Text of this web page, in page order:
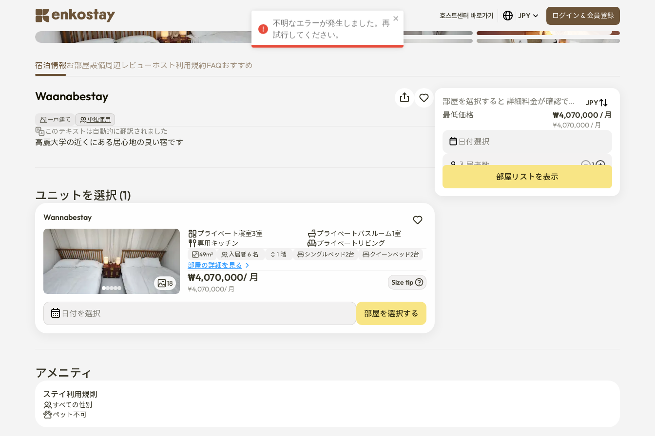
호스트센터 바로가기 JPY ログイン & 会員登録
Waanabestay
すべて見る (10)
宿泊情報お部屋設備周辺 レビュー ホスト利用規約FAQおすすめ
Waanabestay
一戸建て 単独使用
このテキストは自動的に翻訳されました
高麗大学の近くにある居心地の良い宿です
ユニットを選択 (1)
Wannabestay
18
プライベート寝室3室
プライベートバスルーム1室
専用キッチン
プライベートリビング
49m² 入居者 6 名 1 階 シングルベッド2台 クイーンベッド2台
部屋の詳細を見る
₩4,070,000/ 月
¥4,070,000/ 月
Size tip
部屋を選択する
部屋を選択すると 詳細料金が確認でき
ます
JPY
最低価格 ₩4,070,000 / 月
¥4,070,000/ 月
日付選択
入居者数
1
部屋リストを表示
アメニティ
ステイ利用規則
すべての性別
ペット不可
不明なエラーが発生しました。再
試行してください。